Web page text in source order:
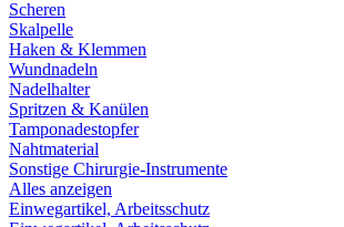
Scheren
Skalpelle
Haken & Klemmen
Wundnadeln
Nadelhalter
Spritzen & Kanülen
Tamponadestopfer
Nahtmaterial
Sonstige Chirurgie-Instrumente
Alles anzeigen
Einwegartikel, Arbeitsschutz